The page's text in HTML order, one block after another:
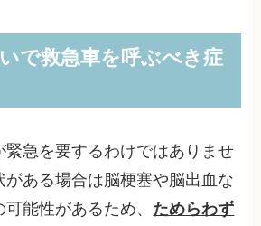
で救急車を呼ぶべき症
緊急を要するわけではありませ
がある場合は脳梗塞や脳出血な
能性があるため、 ためらわず